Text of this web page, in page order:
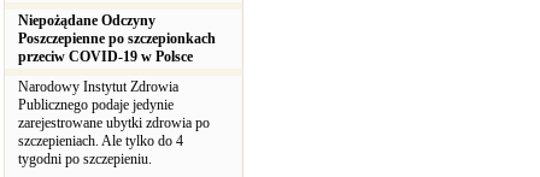
Niepożądane Odczyny
Poszczepienne po szczepionkach
przeciw COVID-19 w Polsce
Narodowy Instytut Zdrowia
Publicznego podaje jedynie
zarejestrowane ubytki zdrowia po
szczepieniach. Ale tylko do 4
tygodni po szczepieniu.